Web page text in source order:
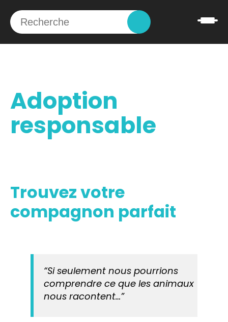
Adoption
responsable
Trouvez votre
compagnon parfait
“Si seulement nous pourrions
comprendre ce que les animaux
nous racontent…”